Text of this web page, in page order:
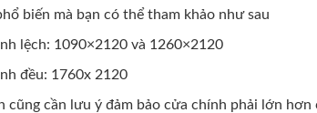
biến mà bạn có thể tham khảo như sau
lệch: 1090×2120 và 1260×2120
đều: 1760x 2120
cũng cần lưu ý đảm bảo cửa chính phải lớn